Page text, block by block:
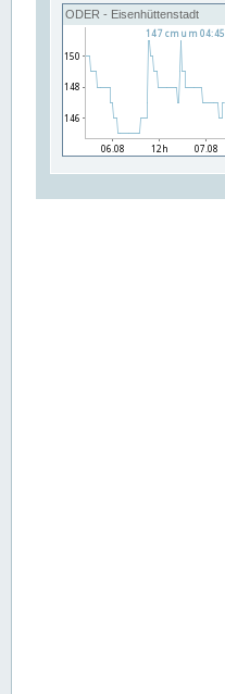
ODER - Eisenhüttenstadt